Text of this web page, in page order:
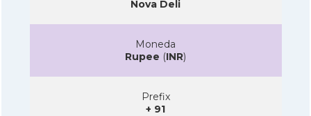
Nova Deli
Moneda
Rupee (INR)
Prefix
+ 91